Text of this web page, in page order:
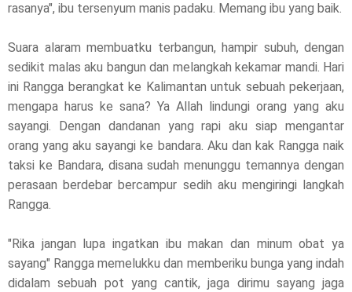
rasanya", ibu tersenyum manis padaku. Memang ibu yang baik.
Suara alaram membuatku terbangun, hampir subuh, dengan
sedikit malas aku bangun dan melangkah kekamar mandi. Hari
ini Rangga berangkat ke Kalimantan untuk sebuah pekerjaan,
mengapa harus ke sana? Ya Allah lindungi orang yang aku
sayangi. Dengan dandanan yang rapi aku siap mengantar
orang yang aku sayangi ke bandara. Aku dan kak Rangga naik
taksi ke Bandara, disana sudah menunggu temannya dengan
perasaan berdebar bercampur sedih aku mengiringi langkah
Rangga.
"Rika jangan lupa ingatkan ibu makan dan minum obat ya
sayang" Rangga memelukku dan memberiku bunga yang indah
didalam sebuah pot yang cantik, jaga dirimu sayang jaga